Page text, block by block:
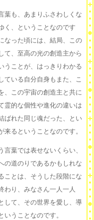
葉も、あまりふさわしくな
く、ということなのです
なった頃には、結局、この
て、至高の光の創造主から
うことが、はっきりわかる
ている自分自身もまた、こ
、この宇宙の創造主と共に
霊的な個性や進化の違いは
ばれた同じ魂だった、とい
るということなのです。
葉では表せないくらい、
の道のりであるかもしれな
ことは、そうした段階にな
わり、みなさん一人一人
して、その世界を愛し、導
いうことなのです。